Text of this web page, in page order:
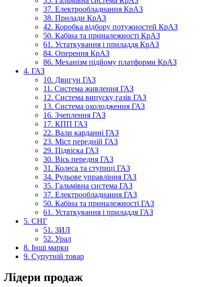
37. Електрообладнання КрАЗ
38. Прилади КрАЗ
42. Коробка відбору потужностей КрАЗ
50. Кабіна та приналежності КрАЗ
61. Устаткування і приладдя КрАЗ
84. Оперення КрАЗ
86. Механізм підйому платформи КрАЗ
4. ГАЗ
10. Двигун ГАЗ
11. Система живлення ГАЗ
12. Система випуску газів ГАЗ
13. Система охолодження ГАЗ
16. Зчеплення ГАЗ
17. КПП ГАЗ
22. Вали карданні ГАЗ
23. Міст передній ГАЗ
29. Підвіска ГАЗ
30. Вісь передня ГАЗ
31. Колеса та ступиці ГАЗ
34. Рульове управління ГАЗ
35. Гальмівна система ГАЗ
37. Електрообладнання ГАЗ
50. Кабіна та приналежності ГАЗ
61. Устаткування і приладдя ГАЗ
5. СНГ
51. ЗИЛ
52. Урал
8. Інші марки
9. Супутній товар
Лідери продаж